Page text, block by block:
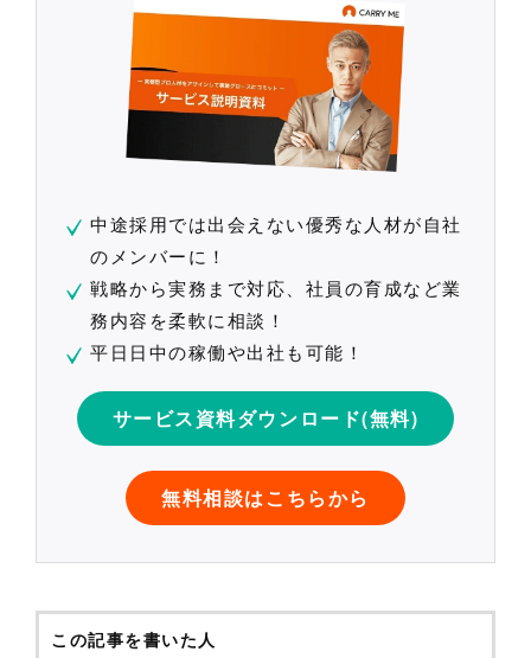
中途採用では出会えない優秀な人材が自社
のメンバーに！
戦略から実務まで対応、社員の育成など業
務内容を柔軟に相談！
平日日中の稼働や出社も可能！
サービス資料ダウンロード(無料)
無料相談はこちらから
この記事を書いた人